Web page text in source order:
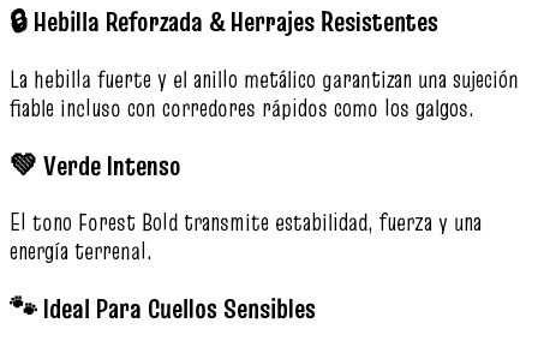
🔒 Hebilla Reforzada & Herrajes Resistentes
La hebilla fuerte y el anillo metálico garantizan una sujeción
fiable incluso con corredores rápidos como los galgos.
💚 Verde Intenso
El tono Forest Bold transmite estabilidad, fuerza y una
energía terrenal.
🐾 Ideal Para Cuellos Sensibles